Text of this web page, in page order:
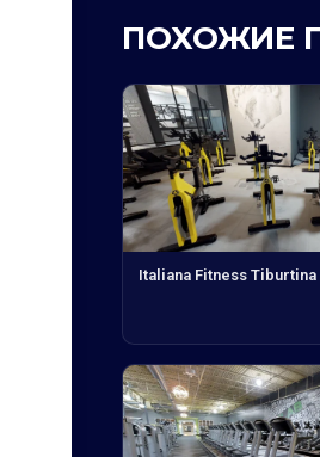
ПОХОЖИЕ
Italiana Fitness Tiburtina